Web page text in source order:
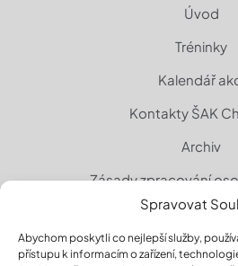
Spravovat
Abychom poskytli co nejlepší služby,
přístupu k informacím o zařízení,
Úvod
Tréninky
Kalendář
Kontakty ŠAK
Archiv
Zásady zpracování
Zásady cookies